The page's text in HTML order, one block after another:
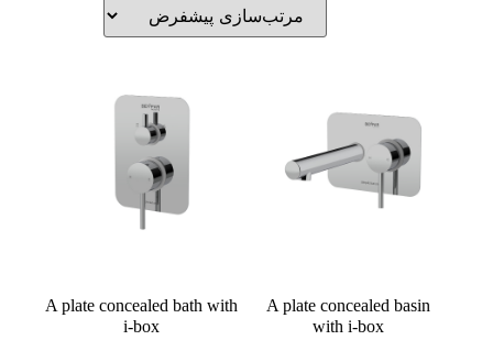
A plate concealed basin
with i-box
A plate concealed bath with
i-box